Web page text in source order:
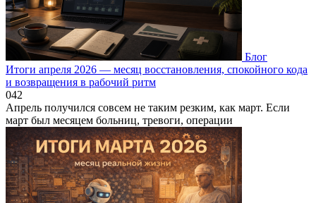
Блог
Итоги апреля 2026 — месяц восстановления, спокойного кода
и возвращения в рабочий ритм
042
Апрель получился совсем не таким резким, как март. Если
март был месяцем больниц, тревоги, операции